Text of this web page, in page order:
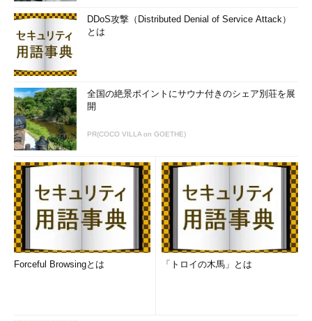
DDoS攻撃（Distributed Denial of Service Attack）
とは
全国の絶景ポイントにサウナ付きのシェア別荘を展
開
PR(COCO VILLA on GOETHE)
Forceful Browsingとは 「トロイの木馬」とは